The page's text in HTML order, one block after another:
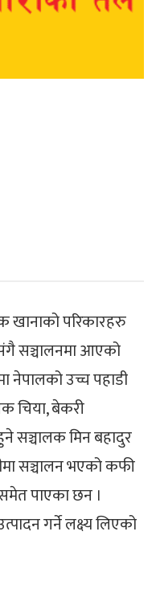
खानाको परिकारहरु
सञ्चालनमा आएको
नेपालको उच्च पहाडी
चिया, बेकरी
मिन बहादुर
सञ्चालन भएको कफी
पाएका छन ।
गर्ने लक्ष्य लिएको